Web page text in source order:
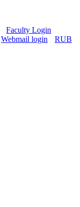
Faculty Login
Webmail login
RUB